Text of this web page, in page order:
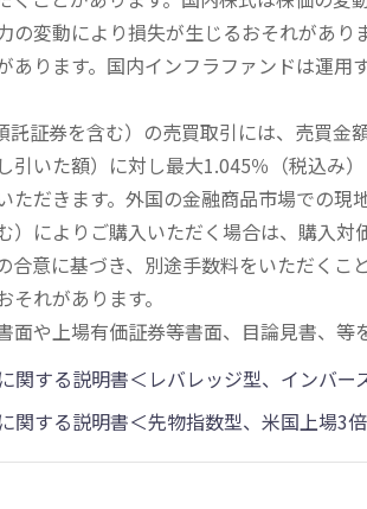
の変動により損失が生じるおそれがあ
あります。国内インフラファンドは運
託証券を含む）の売買取引には、売買
引いた額）に対し最大1.045％（税込み
ただきます。外国の金融商品市場での
）によりご購入いただく場合は、購入
合意に基づき、別途手数料をいただく
れがあります。
面や上場有価証券等書面、目論見書、等
関する説明書＜レバレッジ型、インバー
関する説明書＜先物指数型、米国上場3